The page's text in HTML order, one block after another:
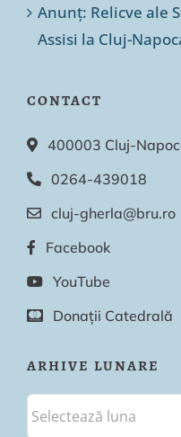
Anunț: Relicve ale
Assisi la Cluj-
CONTACT
400003 Cluj-
0264-439018
cluj-gherla@bru.ro
Facebook
YouTube
Donații Catedrală
ARHIVE LUNARE